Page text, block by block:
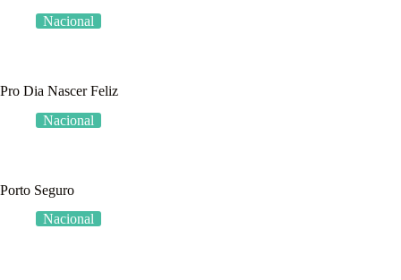
Nacional
Pro Dia Nascer Feliz
Nacional
Porto Seguro
Nacional